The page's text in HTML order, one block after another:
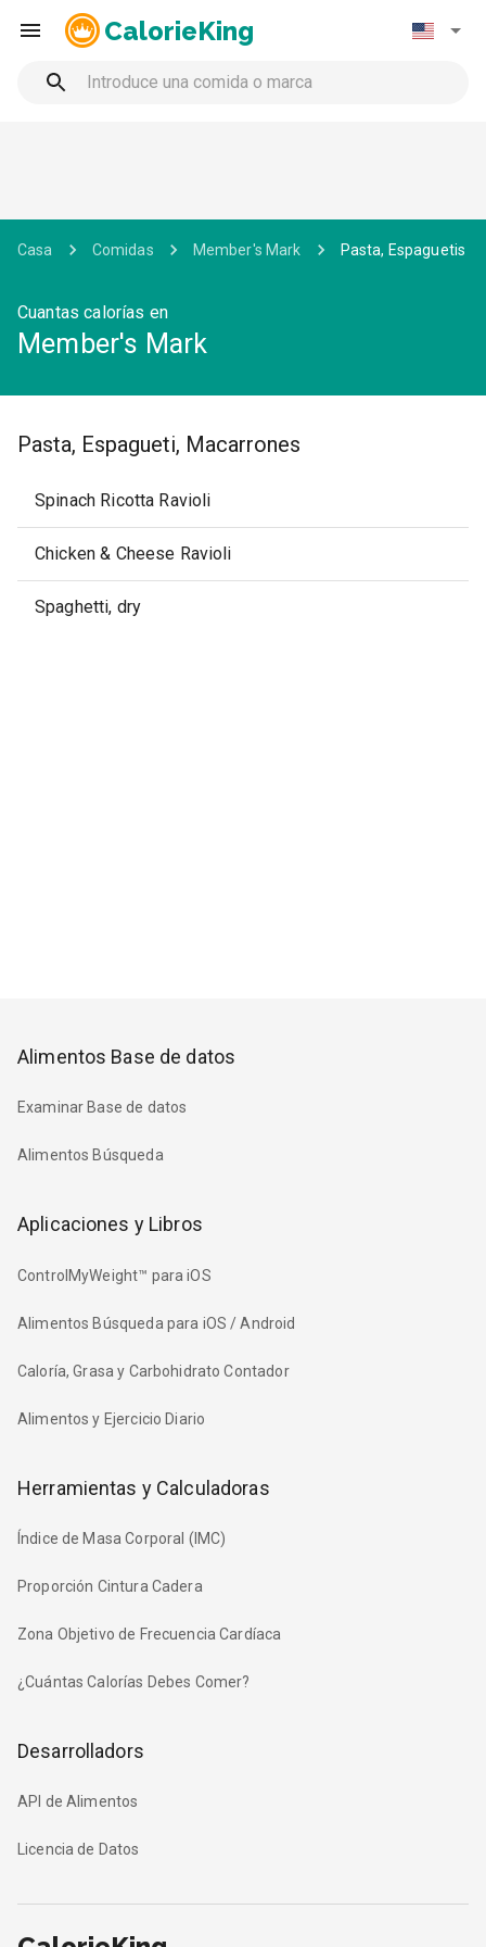
CalorieKing
Casa Comidas Member's Mark Pasta, Espaguetis
Cuantas calorías en
Member's Mark
Pasta, Espagueti, Macarrones
Spinach Ricotta Ravioli
Chicken & Cheese Ravioli
Spaghetti, dry
Alimentos Base de datos
Examinar Base de datos
Alimentos Búsqueda
Aplicaciones y Libros
ControlMyWeight™ para iOS
Alimentos Búsqueda para iOS / Android
Caloría, Grasa y Carbohidrato Contador
Alimentos y Ejercicio Diario
Herramientas y Calculadoras
Índice de Masa Corporal (IMC)
Proporción Cintura Cadera
Zona Objetivo de Frecuencia Cardíaca
¿Cuántas Calorías Debes Comer?
Desarrolladors
API de Alimentos
Licencia de Datos